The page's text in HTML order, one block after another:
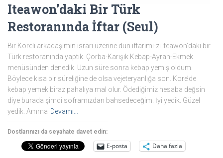
Iteawon’daki Bir Türk
Restoranında İftar (Seul)
Bir Koreli arkadaşımın ısrarı üzerine dün iftarımı-zı Iteawon’daki bir
Türk restoranında yaptık. Çorba-Karışık Kebap-Ayran-Ekmek
menüsünden denedik. Uzun süre sonra kebap yemiş oldum.
Böylece kısa bir süreliğine de olsa vejeteryanlığa son. Kore’de
kebap yemek biraz pahalıya mal olur. Ödediğimiz hesaba değsin
diye burada şimdi soframızdan bahsedeceğim. İyi yedik. Güzel
yedik. Amma Devamı…
Dostlarınızı da seyahate davet edin:
E-posta Daha fazla